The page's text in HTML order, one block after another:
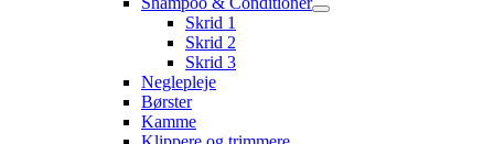
Skrid 1
Skrid 2
Skrid 3
Neglepleje
Børster
Kamme